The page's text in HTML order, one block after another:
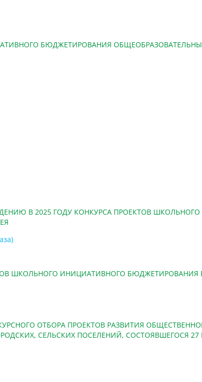
БЮДЖЕТИРОВАНИЯ
В 2025 ГОДУ КОНКУРСА ПРОЕКТОВ
ШКОЛЬНОГО ИНИЦИАТИВНОГО БЮДЖЕТИРОВАНИЯ В
ОТБОРА ПРОЕКТОВ РАЗВИТИЯ
СЕЛЬСКИХ ПОСЕЛЕНИЙ, СОСТОЯВШЕГОСЯ 27